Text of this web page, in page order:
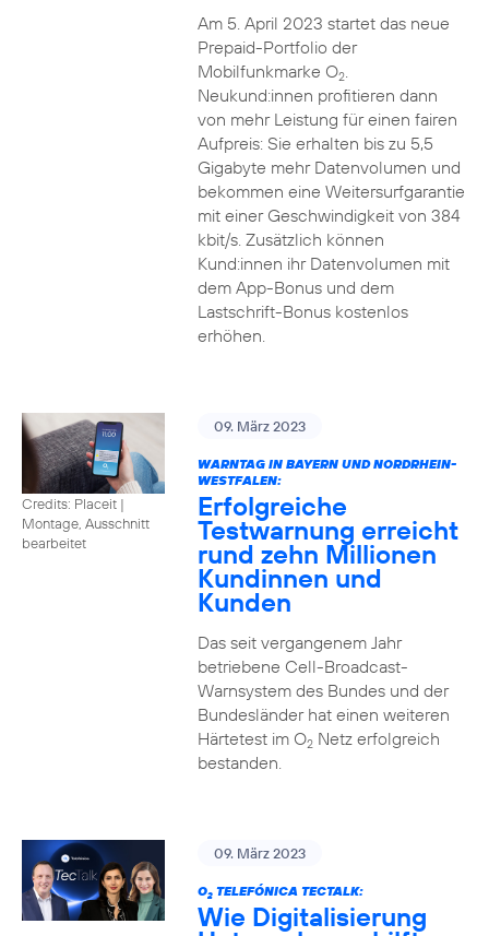
Am 5. April 2023 startet das neue
Prepaid-Portfolio der
Mobilfunkmarke O2.
Neukund:innen profitieren dann
von mehr Leistung für einen fairen
Aufpreis: Sie erhalten bis zu 5,5
Gigabyte mehr Datenvolumen und
bekommen eine Weitersurfgarantie
mit einer Geschwindigkeit von 384
kbit/s. Zusätzlich können
Kund:innen ihr Datenvolumen mit
dem App-Bonus und dem
Lastschrift-Bonus kostenlos
erhöhen.
Credits: Placeit |
Montage, Ausschnitt
bearbeitet
09. März 2023
WARNTAG IN BAYERN UND NORDRHEIN-
WESTFALEN:
Erfolgreiche
Testwarnung erreicht
rund zehn Millionen
Kundinnen und
Kunden
Das seit vergangenem Jahr
betriebene Cell-Broadcast-
Warnsystem des Bundes und der
Bundesländer hat einen weiteren
Härtetest im O2Netz erfolgreich
bestanden.
09. März 2023
O2TELEFÓNICA TECTALK:
Wie Digitalisierung